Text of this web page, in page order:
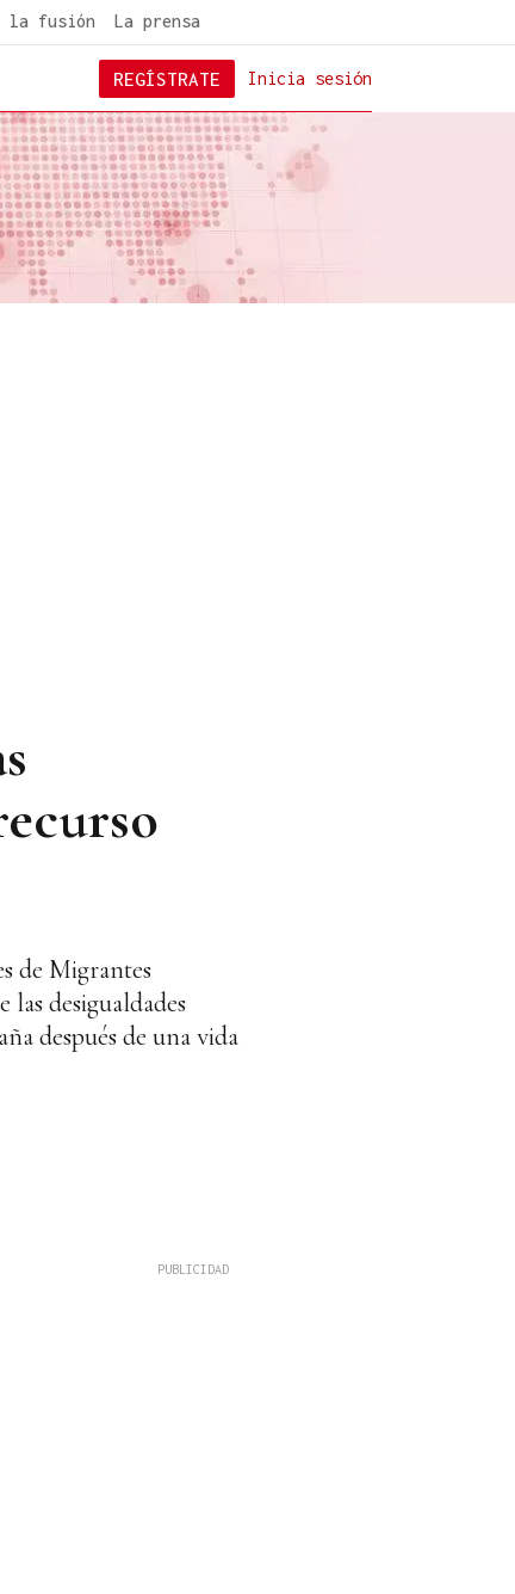
la fusión La prensa
Inicia sesión
REGÍSTRATE
de Migrantes
desigualdades
después de una vida